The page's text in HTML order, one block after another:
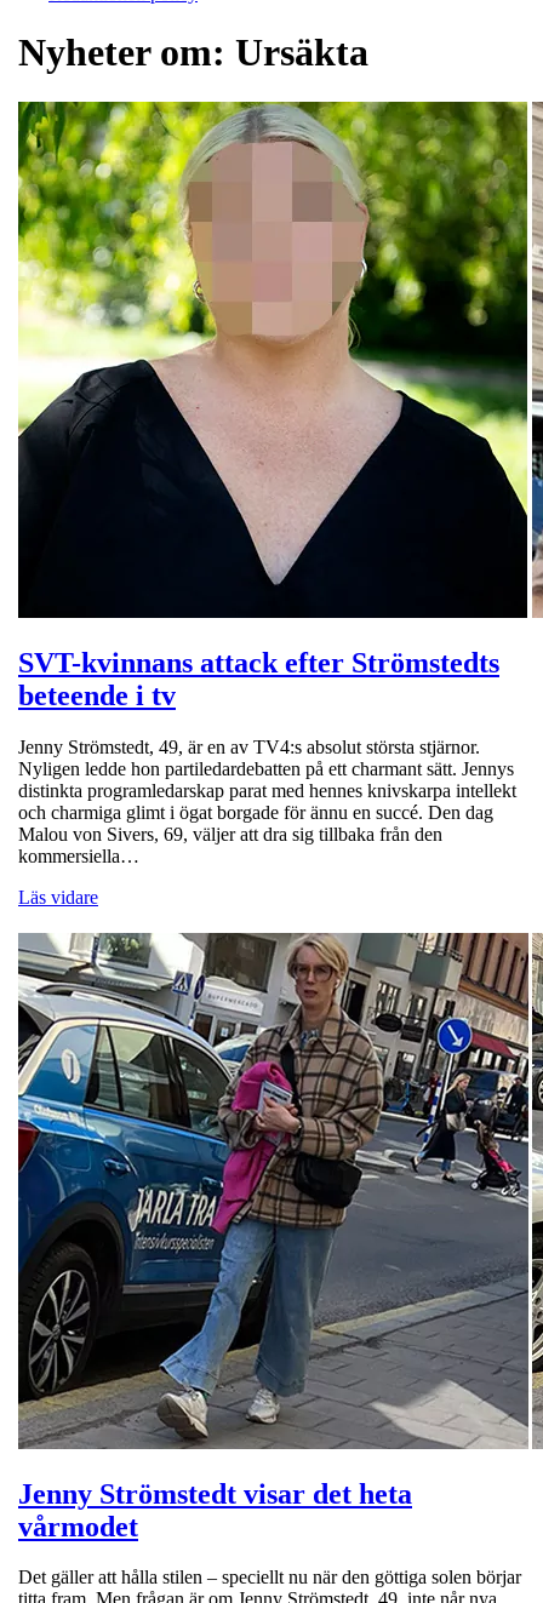
Nyheter om: Ursäkta
SVT-kvinnans attack efter Strömstedts
beteende i tv
Jenny Strömstedt, 49, är en av TV4:s absolut största stjärnor.
Nyligen ledde hon partiledardebatten på ett charmant sätt. Jennys
distinkta programledarskap parat med hennes knivskarpa intellekt
och charmiga glimt i ögat borgade för ännu en succé. Den dag
Malou von Sivers, 69, väljer att dra sig tillbaka från den
kommersiella…
Läs vidare
Jenny Strömstedt visar det heta
vårmodet
Det gäller att hålla stilen – speciellt nu när den göttiga solen börjar